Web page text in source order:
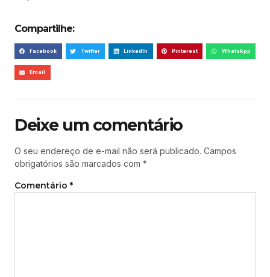
Compartilhe:
Facebook Twitter LinkedIn Pinterest WhatsApp
Email
Deixe um comentário
O seu endereço de e-mail não será publicado. Campos
obrigatórios são marcados com *
Comentário *